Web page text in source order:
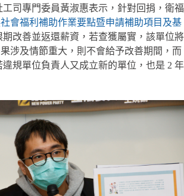
司專門委員黃淑惠表示，針對回捐，衛福
會福利補助作業要點暨申請補助項目及基
期改善並返還薪資，若查獲屬實，該單位將
涉及情節重大，則不會給予改善期間，而
規單位負責人又成立新的單位，也是 2 年